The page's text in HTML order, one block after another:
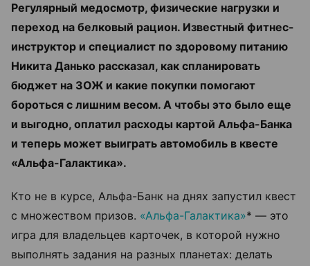
Регулярный медосмотр, физические нагрузки и
переход на белковый рацион. Известный фитнес-
инструктор и специалист по здоровому питанию
Никита Данько рассказал, как спланировать
бюджет на ЗОЖ и какие покупки помогают
бороться с лишним весом. А чтобы это было еще
и выгодно, оплатил расходы картой Альфа-Банка
и теперь может выиграть автомобиль в квесте
«Альфа-Галактика».
Кто не в курсе, Альфа-Банк на днях запустил квест
с множеством призов. «Альфа-Галактика»* — это
игра для владельцев карточек, в которой нужно
выполнять задания на разных планетах: делать